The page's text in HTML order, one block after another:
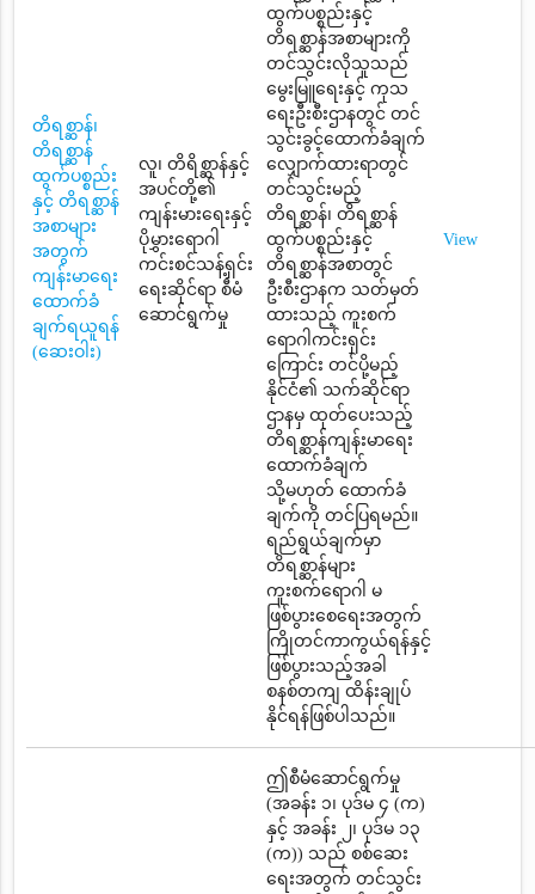
တိရစ္ဆာန်၊
တိရစ္ဆာန်
ထွက်ပစ္စည်း
နှင့် တိရစ္ဆာန်
အစာများ
အတွက်
ကျန်းမာရေး
ထောက်ခံ
ချက်ရယူရန်
(ဆေးဝါး)
လူ၊ တိရိစ္ဆာန်နှင့်
အပင်တို့၏
ကျန်းမားရေးနှင့်
ပိုမွှားရောဂါ
ကင်းစင်သန့်ရှင်း
ရေးဆိုင်ရာ စီမံ
ဆောင်ရွက်မှု
ထွက်ပစ္စည်းနှင့်
တိရစ္ဆာန်အစာများကို
တင်သွင်းလိုသူသည်
မွေးမြူရေးနှင့် ကုသ
ရေးဦးစီးဌာနတွင် တင်
သွင်းခွင့်ထောက်ခံချက်
လျှောက်ထားရာတွင်
တင်သွင်းမည့်
တိရစ္ဆာန်၊ တိရစ္ဆာန်
ထွက်ပစ္စည်းနှင့်
တိရစ္ဆာန်အစာတွင်
ဦးစီးဌာနက သတ်မှတ်
ထားသည့် ကူးစက်
ရောဂါကင်းရှင်း
ကြောင်း တင်ပို့မည့်
နိုင်ငံ၏ သက်ဆိုင်ရာ
ဌာနမှ ထုတ်ပေးသည့်
တိရစ္ဆာန်ကျန်းမာရေး
ထောက်ခံချက်
သို့မဟုတ် ထောက်ခံ
ချက်ကို တင်ပြရမည်။
ရည်ရွယ်ချက်မှာ
တိရစ္ဆာန်များ
ကူးစက်ရောဂါ မ
ဖြစ်ပွားစေရေးအတွက်
ကြိုတင်ကာကွယ်ရန်နှင့်
ဖြစ်ပွားသည့်အခါ
စနစ်တကျ ထိန်းချုပ်
နိုင်ရန်ဖြစ်ပါသည်။
View
ဤစီမံဆောင်ရွက်မှု
(အခန်း ၁၊ ပုဒ်မ ၄ (က)
နှင့် အခန်း ၂၊ ပုဒ်မ ၁၃
(က)) သည် စစ်ဆေး
ရေးအတွက် တင်သွင်း